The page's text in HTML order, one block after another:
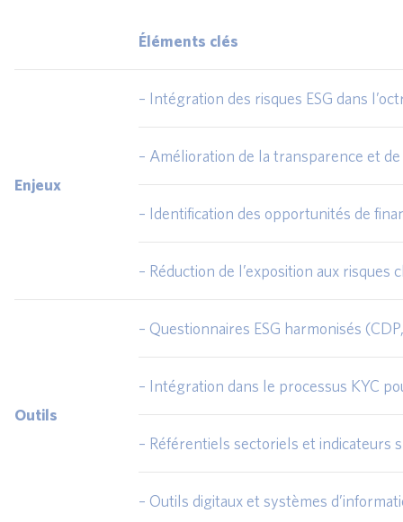
Éléments clés
Enjeux
– Intégration des risques ESG dans
– Amélioration de la transparence et
– Identification des opportunités de
– Réduction de l’exposition aux risques
Outils
– Questionnaires ESG harmonisés
– Intégration dans le processus KYC
– Référentiels sectoriels et indicateurs
– Outils digitaux et systèmes